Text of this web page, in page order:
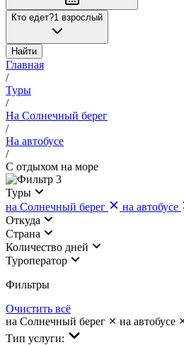
Кто едет?1 взрослый
Найти
Главная
/
Туры
/
На Солнечный берег
/
На автобусе
/
С отдыхом на море
3
Туры
на Солнечный берег
на автобусе
Откуда
Страна
Количество дней
Туроператор
Фильтры
Очистить всё
на Солнечный берег
на автобусе
Тип услуги: